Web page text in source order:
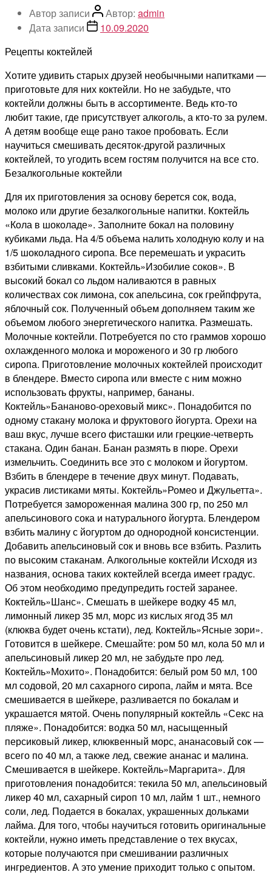
Автор записи Автор: admin
Дата записи
10.09.2020
Рецепты коктейлей
Хотите удивить старых друзей необычными напитками —
приготовьте для них коктейли. Но не забудьте, что
коктейли должны быть в ассортименте. Ведь кто-то
любит такие, где присутствует алкоголь, а кто-то за рулем.
А детям вообще еще рано такое пробовать. Если
научиться смешивать десяток-другой различных
коктейлей, то угодить всем гостям получится на все сто.
Безалкогольные коктейли
Для их приготовления за основу берется сок, вода,
молоко или другие безалкогольные напитки. Коктейль
«Кола в шоколаде». Заполните бокал на половину
кубиками льда. На 4/5 объема налить холодную колу и на
1/5 шоколадного сиропа. Все перемешать и украсить
взбитыми сливками. Коктейль»Изобилие соков». В
высокий бокал со льдом наливаются в равных
количествах сок лимона, сок апельсина, сок грейпфрута,
яблочный сок. Полученный объем дополняем таким же
объемом любого энергетического напитка. Размешать.
Молочные коктейли. Потребуется по сто граммов хорошо
охлажденного молока и мороженого и 30 гр любого
сиропа. Приготовление молочных коктейлей происходит
в блендере. Вместо сиропа или вместе с ним можно
использовать фрукты, например, бананы.
Коктейль»Бананово-ореховый микс». Понадобится по
одному стакану молока и фруктового йогурта. Орехи на
ваш вкус, лучше всего фисташки или грецкие-четверть
стакана. Один банан. Банан размять в пюре. Орехи
измельчить. Соединить все это с молоком и йогуртом.
Взбить в блендере в течение двух минут. Подавать,
украсив листиками мяты. Коктейль»Ромео и Джульетта».
Потребуется замороженная малина 300 гр, по 250 мл
апельсинового сока и натурального йогурта. Блендером
взбить малину с йогуртом до однородной консистенции.
Добавить апельсиновый сок и вновь все взбить. Разлить
по высоким стаканам. Алкогольные коктейли Исходя из
названия, основа таких коктейлей всегда имеет градус.
Об этом необходимо предупредить гостей заранее.
Коктейль»Шанс». Смешать в шейкере водку 45 мл,
лимонный ликер 35 мл, морс из кислых ягод 35 мл
(клюква будет очень кстати), лед. Коктейль»Ясные зори».
Готовится в шейкере. Смешайте: ром 50 мл, кола 50 мл и
апельсиновый ликер 20 мл, не забудьте про лед.
Коктейль»Мохито». Понадобится: белый ром 50 мл, 100
мл содовой, 20 мл сахарного сиропа, лайм и мята. Все
смешивается в шейкере, разливается по бокалам и
украшается мятой. Очень популярный коктейль «Секс на
пляже». Понадобится: водка 50 мл, насыщенный
персиковый ликер, клюквенный морс, ананасовый сок —
всего по 40 мл, а также лед, свежие ананас и малина.
Смешивается в шейкере. Коктейль»Маргарита». Для
приготовления понадобится: текила 50 мл, апельсиновый
ликер 40 мл, сахарный сироп 10 мл, лайм 1 шт., немного
соли, лед. Подается в бокалах, украшенных дольками
лайма. Для того, чтобы научиться готовить оригинальные
коктейли, нужно иметь представление о тех вкусах,
которые получаются при смешивании различных
ингредиентов. А это умение приходит только с опытом.